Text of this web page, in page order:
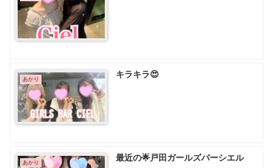
あかり キラキラ😍
あかり 最近の🌟戸田ガールズバーシエル